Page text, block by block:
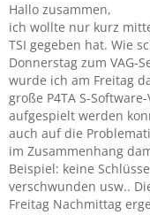
Hallo zusammen,
ich wollte nur kurz
TSI gegeben hat. Wie
Donnerstag zum VAG-
wurde ich am Freitag
große P4TA S-
aufgespielt werden
auch auf die
im Zusammenhang
Beispiel: keine
verschwunden usw..
Freitag Nachmittag